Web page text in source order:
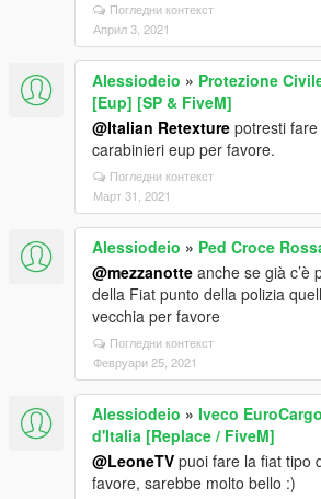
Погледни контекст
Април 3, 2021
Alessiodeio » Protezione
[Eup] [SP & FiveM]
@Italian Retexture potresti
carabinieri eup per favore.
Погледни контекст
Март 31, 2021
Alessiodeio » Ped Croce
@mezzanotte anche se già c’è
della Fiat punto della polizia
vecchia per favore
Погледни контекст
Февруари 25, 2021
Alessiodeio » Iveco
d'Italia [Replace / FiveM]
@LeoneTV puoi fare la fiat tipo
favore, sarebbe molto bello :)